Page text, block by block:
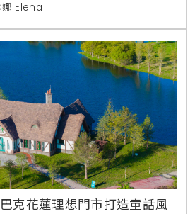
節中融入了星巴克獨有的咖啡文
再次引發粉絲們的收藏熱潮。部
先於特定門市開賣，其餘則在8
Elena
克花蓮理想門市打造童話風